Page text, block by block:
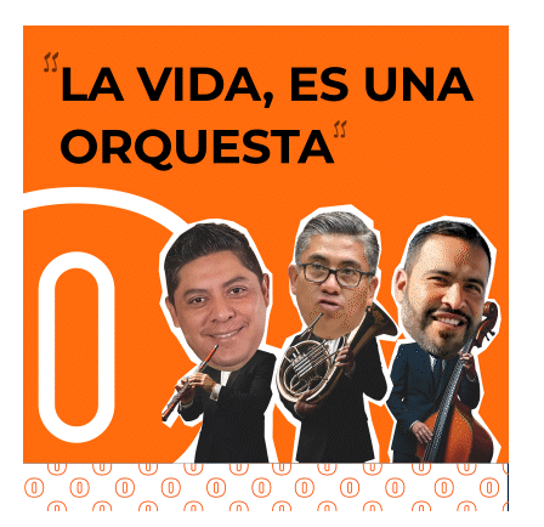
ingenieros viales o expertos de turno la solución
siempre es que el peatón suba y baje 200 escalones
de horribles estructuras de hierroo que los autos
sigan a 100 km/h sobre un puente o paso a desnivel.
No soy un experto en ingeniería urbana, por lo que no
pretendo entrar en detalles técnicos de si está bien o mal
hecho, por eso me centro en losdebates que quieren
forzar las páginas de Facebookque se llaman medios
de prensa.
Pocas veces he visto medios cuestionar la constante
construcción de estructura cochista que lejos de mejorar la
movilidad, como dicen los boletines oficiales, tienden
solamente a
favorecer la velocidad
¿Quién se acuerda de los peatones? ¿Quién piensa
en el que quiere cruzar la calle sin tener que subirse